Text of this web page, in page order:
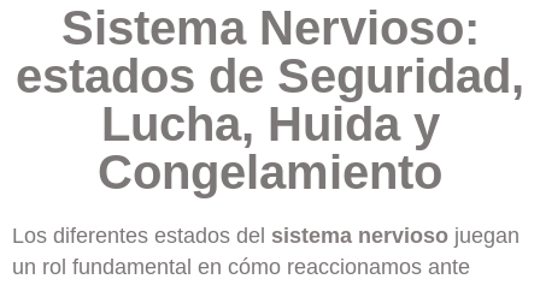
Sistema Nervioso:
estados de Seguridad,
Lucha, Huida y
Congelamiento
Los diferentes estados del sistema nervioso juegan
un rol fundamental en cómo reaccionamos ante